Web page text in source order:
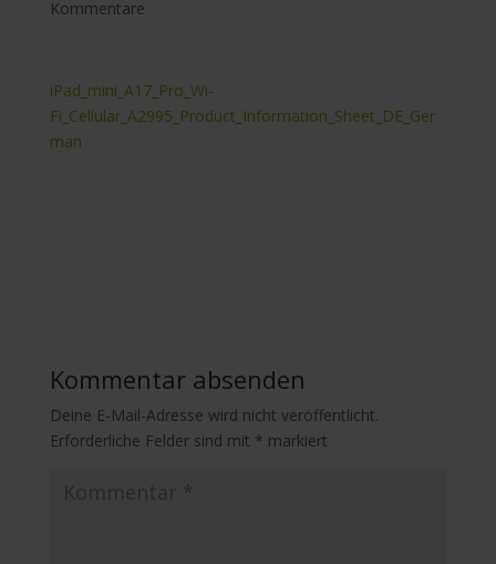
Kommentare
iPad_mini_A17_Pro_Wi-
Fi_Cellular_A2995_Product_Information_Sheet_DE_Ger
man
Kommentar absenden
Deine E-Mail-Adresse wird nicht veröffentlicht.
Erforderliche Felder sind mit * markiert